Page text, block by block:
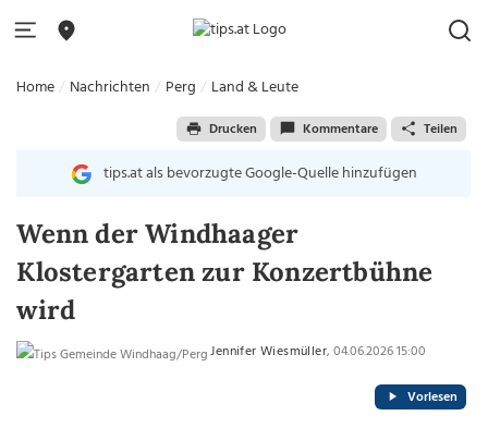
Home Nachrichten Perg Land & Leute
Drucken Kommentare Teilen
tips.at als bevorzugte Google-Quelle hinzufügen
Wenn der Windhaager
Klostergarten zur Konzertbühne
wird
Jennifer Wiesmüller, 04.06.2026 15:00
Vorlesen